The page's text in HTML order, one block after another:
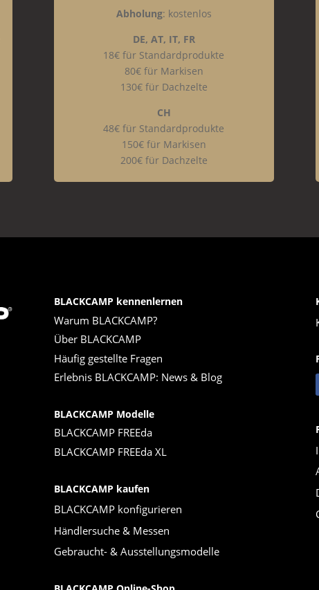
Abholung: kostenlos
DE, AT, IT, FR
18€ für Standardprodukte
80€ für Markisen
130€ für Dachzelte
CH
48€ für Standardprodukte
150€ für Markisen
200€ für Dachzelte
BLACKCAMP kennenlernen
Warum BLACKCAMP?
Über BLACKCAMP
Häufig gestellte Fragen
Erlebnis BLACKCAMP: News & Blog
BLACKCAMP Modelle
BLACKCAMP FREEda
BLACKCAMP FREEda XL
BLACKCAMP kaufen
BLACKCAMP konfigurieren
Händlersuche & Messen
Gebraucht- & Ausstellungsmodelle